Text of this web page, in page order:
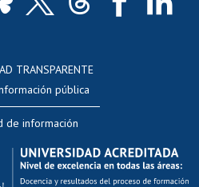
docente
académica
al AUCAI
TRANSPARENTE
pública
de información